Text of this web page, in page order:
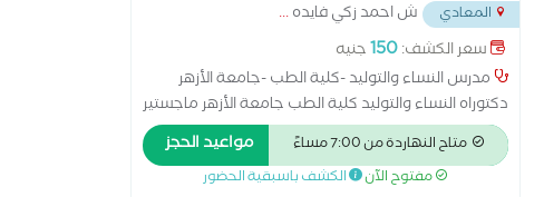
المعادي ش احمد زكي فايده...
سعر الكشف:150جنيه
مدرس النساء والتوليد -كلية الطب -جامعة الأزهر
دكتوراه النساء والتوليد كلية الطب جامعة الأزهر ماجستير
النساء والتوليد المركز الدولي الإسلامي زميل طب الجنين
وتشوهات الأجنه _القصر العيني استشاري الحقن
المجهري مستشفى آدم الدولي
متاح النهاردة من 7:00 مساءً مواعيد الحجز
مفتوح الآن الكشف باسبقية الحضور